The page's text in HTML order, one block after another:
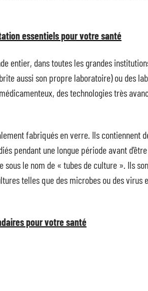
essentiels pour votre santé
entier, dans toutes les grandes
aussi son propre laboratoire) ou des
des technologies très
fabriqués en verre. Ils contiennent
pendant une longue période avant
le nom de « tubes de culture ». Ils
telles que des microbes ou des virus
pour votre santé